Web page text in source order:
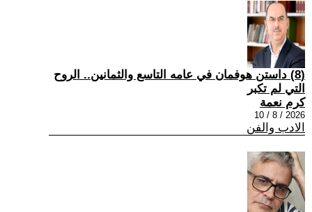
(8) داستن هوفمان في عامه التاسع والثمانين.. الروح
التي لم تكبر
كرم نعمة
2026 / 8 / 10
الادب والفن